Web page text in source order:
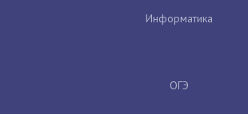
Информатика
ОГЭ